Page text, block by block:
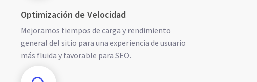
Optimización de Velocidad
Mejoramos tiempos de carga y rendimiento
general del sitio para una experiencia de usuario
más fluida y favorable para SEO.